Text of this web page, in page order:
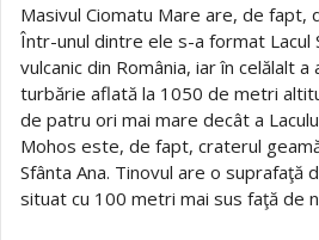
Masivul Ciomatu Mare are, de fapt,
Într-unul dintre ele s-a format Lacul
vulcanic din România, iar în celălalt
turbărie aflată la 1050 de metri
de patru ori mai mare decât a
Mohos este, de fapt, craterul
Sfânta Ana. Tinovul are o suprafaţă
situat cu 100 metri mai sus faţă de